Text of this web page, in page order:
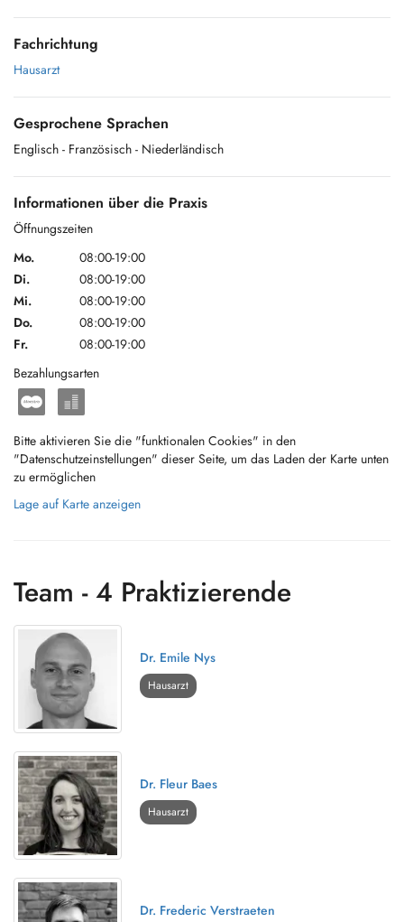
Fachrichtung
Hausarzt
Gesprochene Sprachen
Englisch - Französisch - Niederländisch
Informationen über die Praxis
Öffnungszeiten
Mo.
08:00-19:00
Di.
08:00-19:00
Mi.
08:00-19:00
Do.
08:00-19:00
Fr.
08:00-19:00
Bezahlungsarten
Bitte aktivieren Sie die "funktionalen Cookies" in den
"Datenschutzeinstellungen" dieser Seite, um das Laden der Karte unten
zu ermöglichen
Lage auf Karte anzeigen
Team - 4 Praktizierende
Dr. Emile Nys
Hausarzt
Dr. Fleur Baes
Hausarzt
Dr. Frederic Verstraeten